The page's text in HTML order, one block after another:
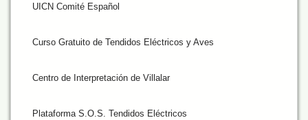
UICN Comité Español
Curso Gratuito de Tendidos Eléctricos y Aves
Centro de Interpretación de Villalar
Plataforma S.O.S. Tendidos Eléctricos